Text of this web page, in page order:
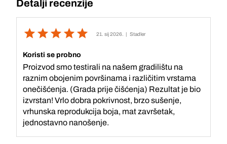
Detalji recenzije
21. sij 2026. | Stadler
Koristi se probno
Proizvod smo testirali na našem gradilištu na
raznim obojenim površinama i različitim vrstama
onečišćenja. (Grada prije čišćenja) Rezultat je bio
izvrstan! Vrlo dobra pokrivnost, brzo sušenje,
vrhunska reprodukcija boja, mat završetak,
jednostavno nanošenje.